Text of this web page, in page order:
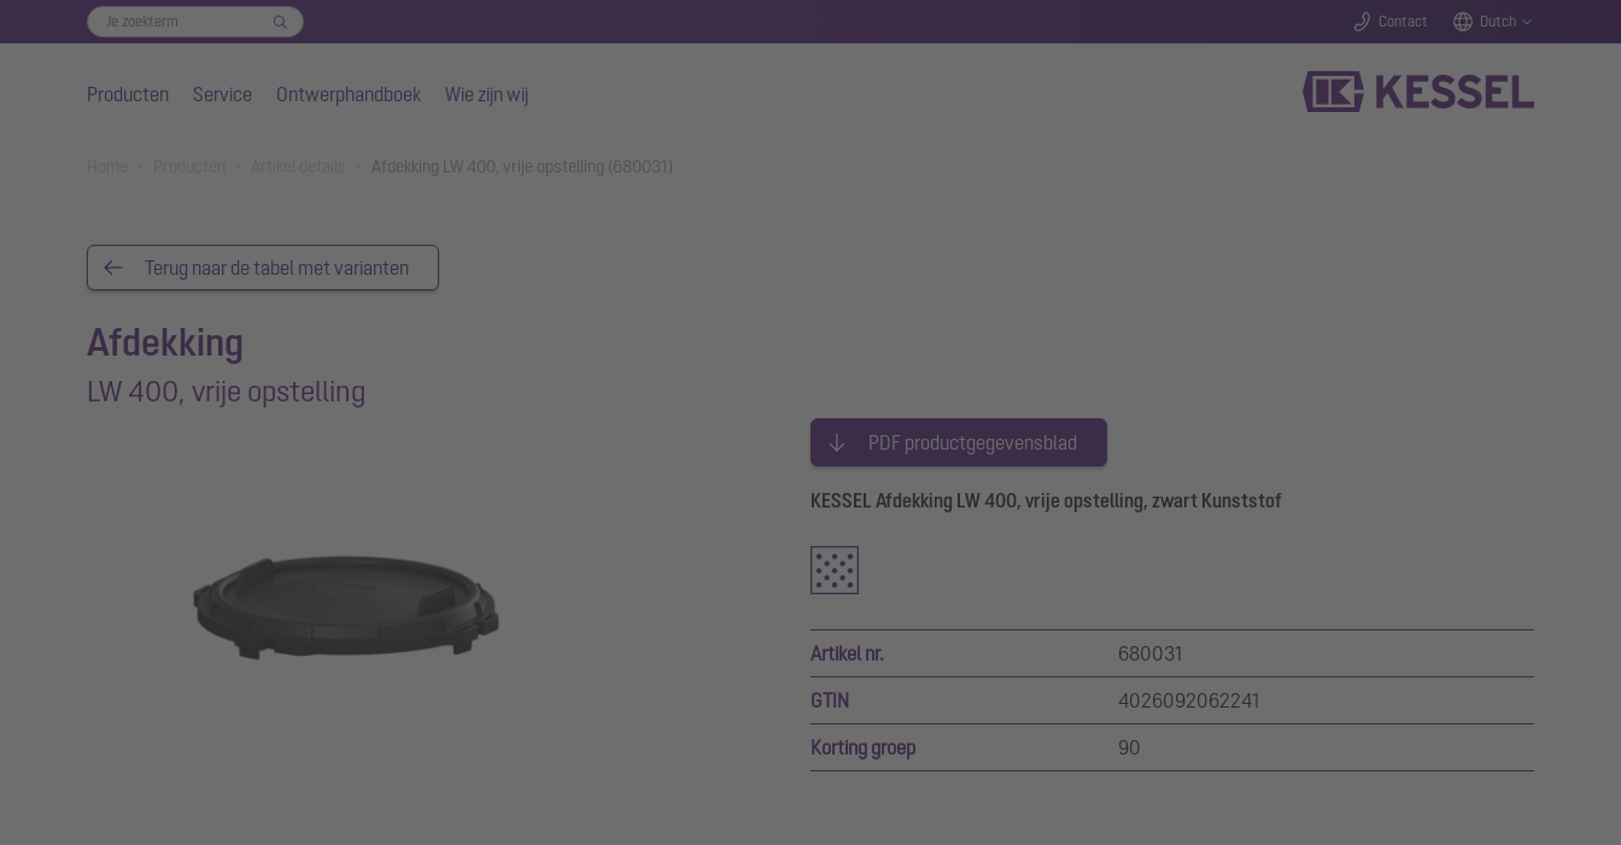
Contact Dutch
Producten Service Ontwerphandboek Wie zijn wij
Afdekking LW 400, vrije opstelling (680031)
Terug naar de tabel met varianten
Afdekking
LW 400, vrije opstelling
PDF productgegevensblad
KESSEL Afdekking LW 400, vrije opstelling, zwart Kunststof
Artikel nr. 680031
GTIN 4026092062241
Korting groep 90